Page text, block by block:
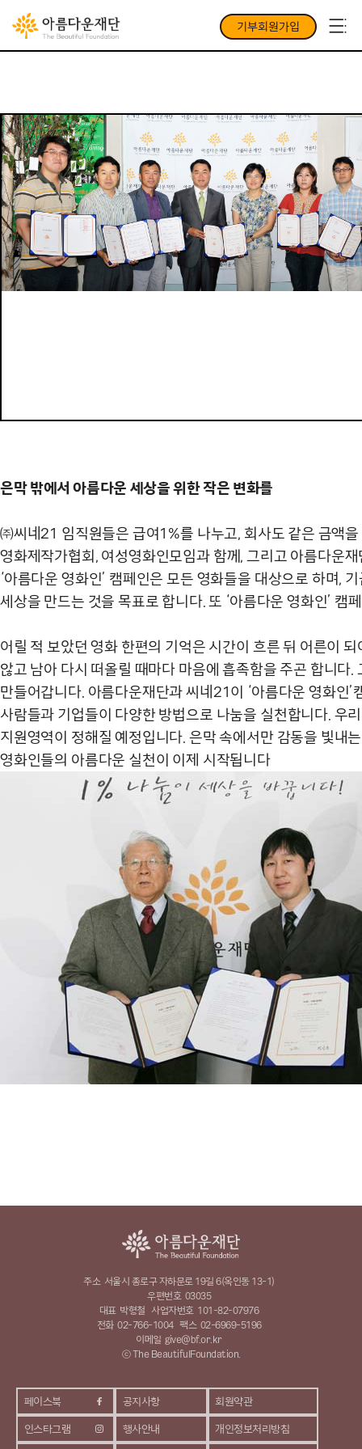
기부회원가입
은막 밖에서 아름다운 세상을 위한 작은 변화를
㈜씨네21 임직원들은 급여1%를 나누고, 회사도 같은 금액
영화제작가협회, 여성영화인모임과 함께, 그리고 아름다운
‘아름다운 영화인’ 캠페인은 모든 영화들을 대상으로 하며,
세상을 만드는 것을 목표로 합니다. 또 ‘아름다운 영화인’
어릴 적 보았던 영화 한편의 기억은 시간이 흐른 뒤 어른이
않고 남아 다시 떠올릴 때마다 마음에 흡족함을 주곤 합니
만들어갑니다. 아름다운재단과 씨네21이 ‘아름다운 영화인
사람들과 기업들이 다양한 방법으로 나눔을 실천합니다. 우
지원영역이 정해질 예정입니다. 은막 속에서만 감동을 빛내
영화인들의 아름다운 실천이 이제 시작됩니다
페이스북
인스타그램
공지사항
행사안내
회원약관
개인정보처리방침
주소 서울시 종로구 자하문로 19길 6(옥인동 13-1)
우편번호 03035
대표 박형철 사업자번호 101-82-07976
전화 02-766-1004 팩스 02-6969-5196
이메일 give@bf.or.kr
ⓒ The BeautifulFoundation.